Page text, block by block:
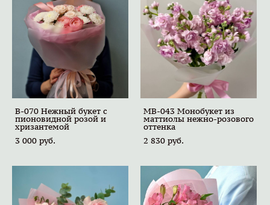
B-070 Нежный букет с
пионовидной розой и
хризантемой
3 000 pуб.
MB-043 Монобукет из
маттиолы нежно-розового
оттенка
2 830 pуб.